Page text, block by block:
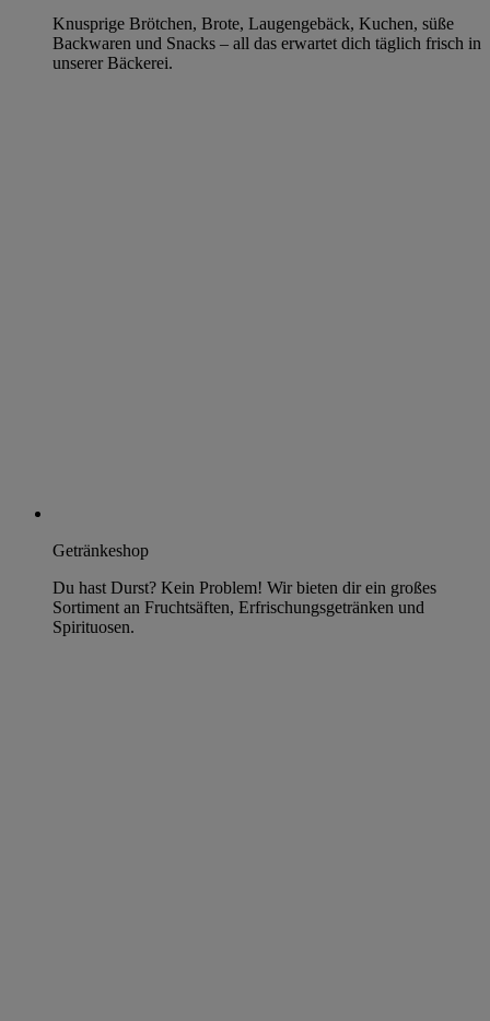
Knusprige Brötchen, Brote, Laugengebäck, Kuchen, süße
Backwaren und Snacks – all das erwartet dich täglich frisch in
unserer Bäckerei.
Getränkeshop
Du hast Durst? Kein Problem! Wir bieten dir ein großes
Sortiment an Fruchtsäften, Erfrischungsgetränken und
Spirituosen.